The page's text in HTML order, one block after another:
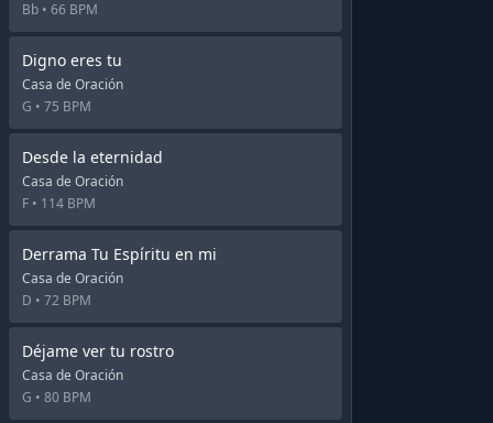
Bb • 66 BPM
Digno eres tu
Casa de Oración
G • 75 BPM
Desde la eternidad
Casa de Oración
F • 114 BPM
Derrama Tu Espíritu en mi
Casa de Oración
D • 72 BPM
Déjame ver tu rostro
Casa de Oración
G • 80 BPM